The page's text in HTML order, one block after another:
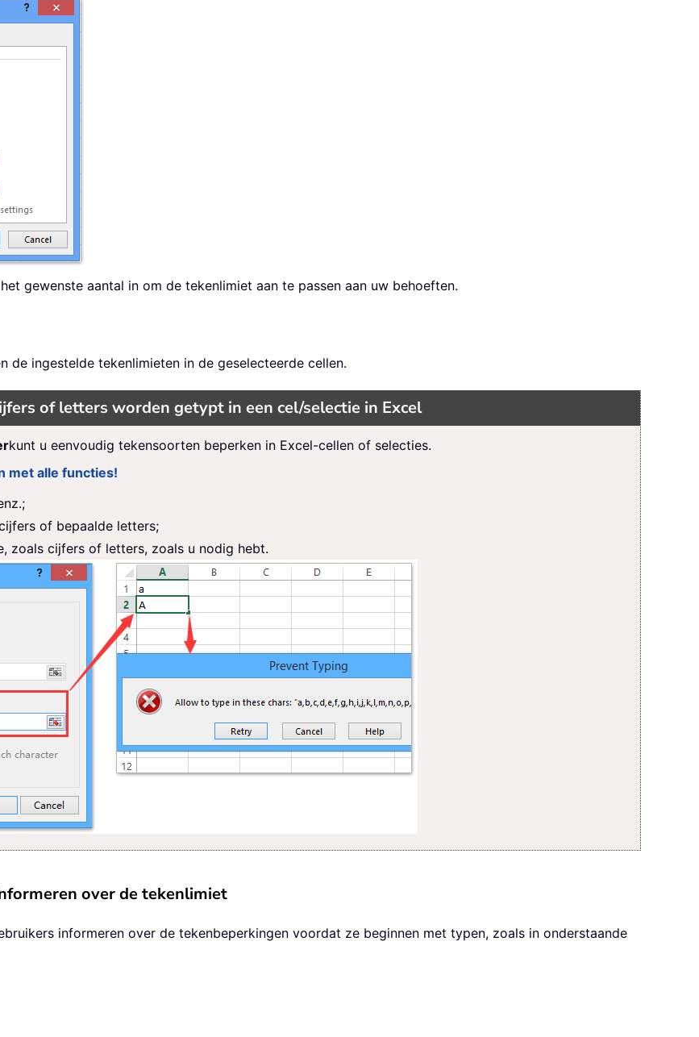
het gewenste aantal in om de tekenlimiet aan te passen aan uw behoeften.
de ingestelde tekenlimieten in de geselecteerde cellen.
of letters worden getypt in een cel/selectie in Excel
kunt u eenvoudig tekensoorten beperken in Excel-cellen of selecties.
met alle functies!
of bepaalde letters;
zoals cijfers of letters, zoals u nodig hebt.
over de tekenlimiet
informeren over de tekenbeperkingen voordat ze beginnen met typen, zoals in onderstaande